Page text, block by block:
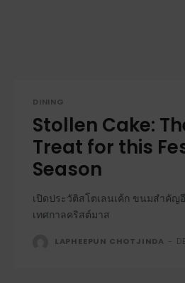
DINING
Stollen Cake:
Treat for this
Season
เปิดประวัติสโตเลนเค้ก ขนมสำคัญ
เทศกาลคริสต์มาส
LAPHEEPUN CHOTJINDA -